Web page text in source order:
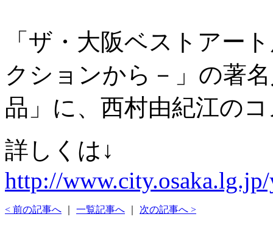
「ザ・大阪ベストアー
クションから－」の著
品」に、西村由紀江の
詳しくは↓
http://
< 前の記事へ 一覧記事へ 次の記事へ >